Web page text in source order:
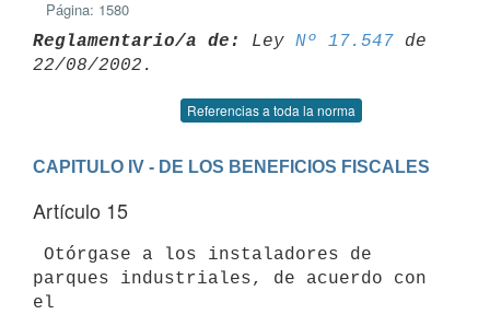
Página: 1580
Reglamentario/a de: Ley Nº 17.547 de
Referencias a toda la norma
CAPITULO IV - DE LOS BENEFICIOS FISCALES
Artículo 15
parques industriales, de acuerdo con
el